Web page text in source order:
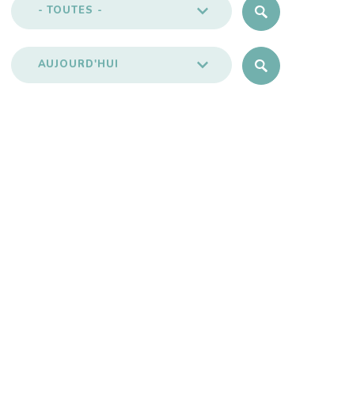
- TOUTES -
AUJOURD'HUI